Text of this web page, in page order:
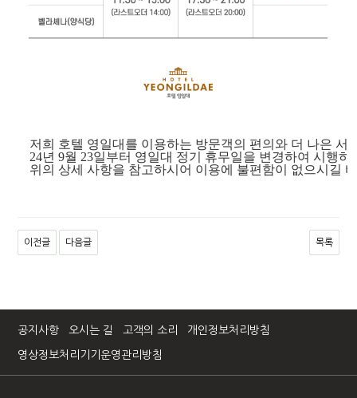
저희 호텔 영일대를 이용하는 방문객의 편의와 더 나은 서
24년 9월 23일부터 영일대 정기 휴무일을 변경하여 시행하
위의 상세 사항을 참고하시어 이용에 불편함이 없으시길
이전글 다음글 목록
공지사항 오시는 길 고객의 소리 개인정보처리방침
영상정보처리기기운영관리방침